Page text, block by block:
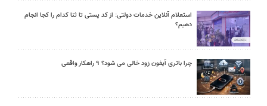
استعلام آنلاین خدمات دولتی: از کد پستی تا ثنا کدام را کجا انجام
دهیم؟
چرا باتری آیفون زود خالی می شود؟ ۹ راهکار واقعی